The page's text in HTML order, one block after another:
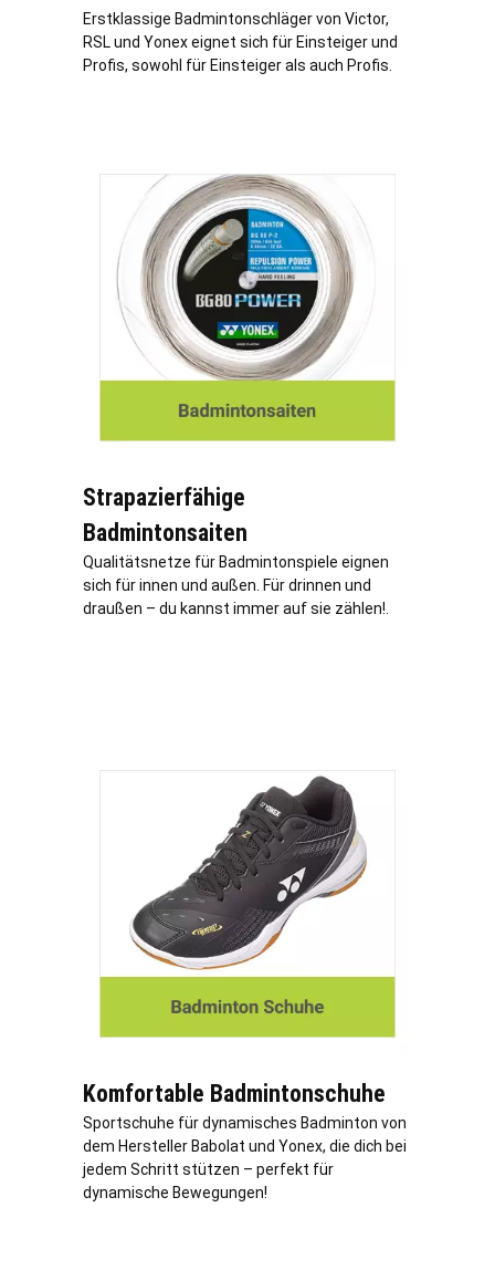
Erstklassige Badmintonschläger von Victor,
RSL und Yonex eignet sich für Einsteiger und
Profis, sowohl für Einsteiger als auch Profis.
Strapazierfähige
Badmintonsaiten
Qualitätsnetze für Badmintonspiele eignen
sich für innen und außen. Für drinnen und
draußen – du kannst immer auf sie zählen!.
Komfortable Badmintonschuhe
Sportschuhe für dynamisches Badminton von
dem Hersteller Babolat und Yonex, die dich bei
jedem Schritt stützen – perfekt für
dynamische Bewegungen!